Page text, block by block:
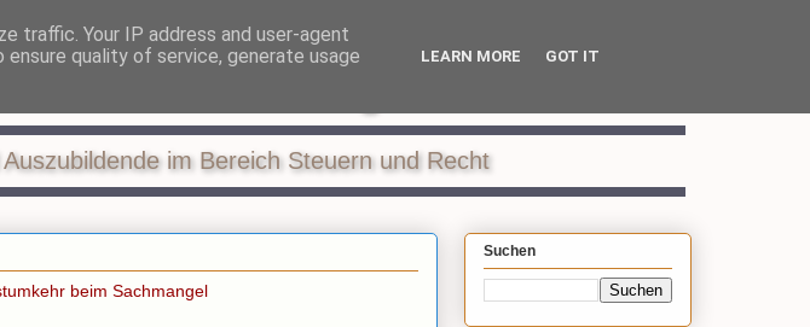
der Ausbildung
im Bereich Steuern und Recht
beim Sachmangel
Suchen
traffic. Your IP address and user-agent
quality of service, generate usage
LEARN MORE GOT IT